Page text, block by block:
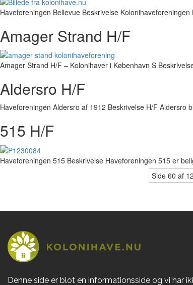
Haveforeningen Bellevue Beskrivelse
Amager Strand H/F
Amager Strand H/F – Kolonihaver i København S
Aldersro H/F
Haveforeningen Aldersro af 1912 Beskrivelse H/F Aldersro
515 H/F
Haveforeningen 515 Beskrivelse Haveforeningen 515 er
Side 60 af
Denne side er blot en informationsside og vi har